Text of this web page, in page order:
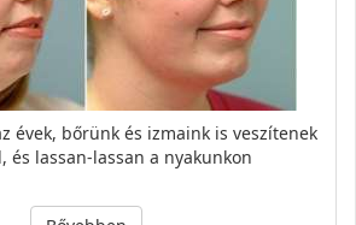
évek, bőrünk és izmaink is veszítenek
és lassan-lassan a nyakunkon